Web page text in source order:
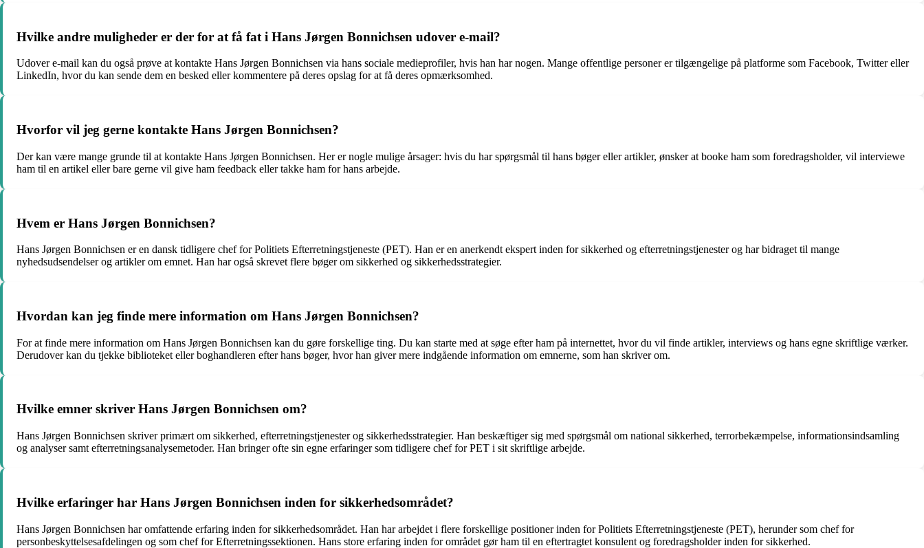
Hvilke andre muligheder er der for at få fat i Hans Jørgen Bonnichsen udover e-mail?
Udover e-mail kan du også prøve at kontakte Hans Jørgen Bonnichsen via hans sociale medieprofiler, hvis han har nogen. Mange offentlige personer er tilgængelige på platforme som Facebook, Twitter eller
LinkedIn, hvor du kan sende dem en besked eller kommentere på deres opslag for at få deres opmærksomhed.
Hvorfor vil jeg gerne kontakte Hans Jørgen Bonnichsen?
Der kan være mange grunde til at kontakte Hans Jørgen Bonnichsen. Her er nogle mulige årsager: hvis du har spørgsmål til hans bøger eller artikler, ønsker at booke ham som foredragsholder, vil interviewe
ham til en artikel eller bare gerne vil give ham feedback eller takke ham for hans arbejde.
Hvem er Hans Jørgen Bonnichsen?
Hans Jørgen Bonnichsen er en dansk tidligere chef for Politiets Efterretningstjeneste (PET). Han er en anerkendt ekspert inden for sikkerhed og efterretningstjenester og har bidraget til mange
nyhedsudsendelser og artikler om emnet. Han har også skrevet flere bøger om sikkerhed og sikkerhedsstrategier.
Hvordan kan jeg finde mere information om Hans Jørgen Bonnichsen?
For at finde mere information om Hans Jørgen Bonnichsen kan du gøre forskellige ting. Du kan starte med at søge efter ham på internettet, hvor du vil finde artikler, interviews og hans egne skriftlige værker.
Derudover kan du tjekke biblioteket eller boghandleren efter hans bøger, hvor han giver mere indgående information om emnerne, som han skriver om.
Hvilke emner skriver Hans Jørgen Bonnichsen om?
Hans Jørgen Bonnichsen skriver primært om sikkerhed, efterretningstjenester og sikkerhedsstrategier. Han beskæftiger sig med spørgsmål om national sikkerhed, terrorbekæmpelse, informationsindsamling
og analyser samt efterretningsanalysemetoder. Han bringer ofte sin egne erfaringer som tidligere chef for PET i sit skriftlige arbejde.
Hvilke erfaringer har Hans Jørgen Bonnichsen inden for sikkerhedsområdet?
Hans Jørgen Bonnichsen har omfattende erfaring inden for sikkerhedsområdet. Han har arbejdet i flere forskellige positioner inden for Politiets Efterretningstjeneste (PET), herunder som chef for
personbeskyttelsesafdelingen og som chef for Efterretningssektionen. Hans store erfaring inden for området gør ham til en eftertragtet konsulent og foredragsholder inden for sikkerhed.